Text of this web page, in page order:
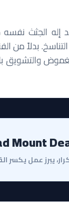
الجثث نفسه
بدلاً من